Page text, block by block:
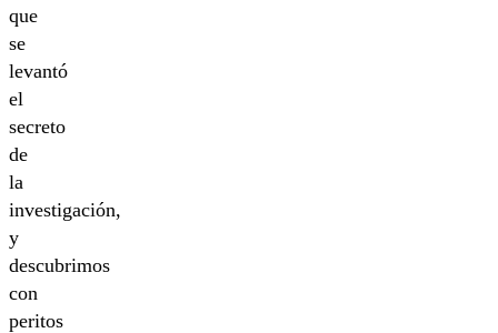
que
se
levantó
el
secreto
de
la
investigación,
y
descubrimos
con
peritos